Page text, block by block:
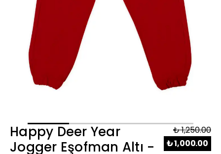
Happy Deer Year
Jogger Eşofman Altı -
₺ 1,250.00
₺ 1,000.00